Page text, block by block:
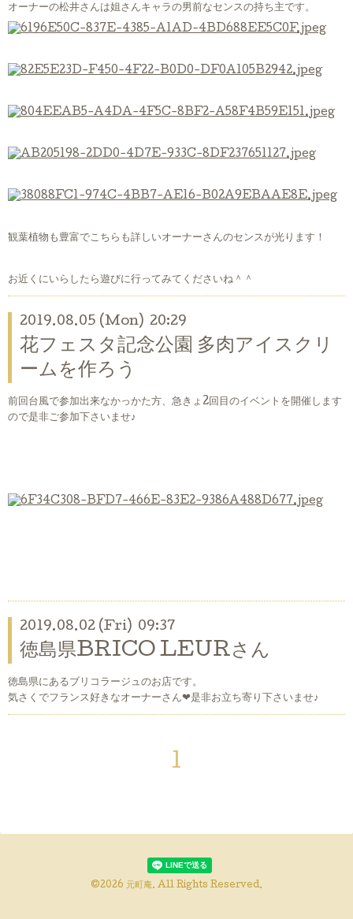
オーナーの松井さんは姐さんキャラの男前なセンスの持ち主です。
観葉植物も豊富でこちらも詳しいオーナーさんのセンスが光ります！
お近くにいらしたら遊びに行ってみてくださいね＾＾
2019.08.05 (Mon) 20:29
花フェスタ記念公園 多肉アイスクリ
ームを作ろう
前回台風で参加出来なかっかた方、急きょ2回目のイベントを開催します
ので是非ご参加下さいませ♪
2019.08.02 (Fri) 09:37
徳島県BRICO LEURさん
徳島県にあるブリコラージュのお店です。
気さくでフランス好きなオーナーさん❤︎是非お立ち寄り下さいませ♪
1
©2026 元町庵. All Rights Reserved.